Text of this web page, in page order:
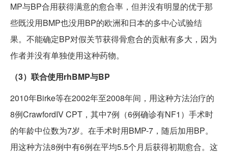
MP与BP合用获得满意的愈合率，但并没有明显的优于那
些既没用BMP也没用BP的欧洲和日本的多中心试验结
果。不能确定BP对假关节获得骨愈合的贡献有多大，因为
作者并没有单独使用这种药物。
（3）联合使用rhBMP与BP
2010年Birke等在2002年至2008年间，用这种方法治疗的
8例CrawfordIV CPT，其中7例（6例确诊有NF1）手术时
的年龄中位数为7岁。在手术时用BMP-7，随后加用BP。
用这种方法8例中有6例在平均5.5个月后获得初期愈合。这